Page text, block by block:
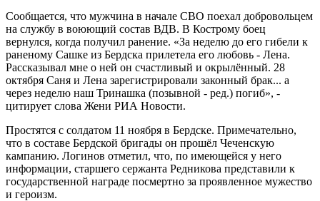
Сообщается, что мужчина в начале СВО поехал добровольцем
на службу в воюющий состав ВДВ. В Кострому боец
вернулся, когда получил ранение. «За неделю до его гибели к
раненому Сашке из Бердска прилетела его любовь - Лена.
Рассказывал мне о ней он счастливый и окрылённый. 28
октября Саня и Лена зарегистрировали законный брак... а
через неделю наш Тринашка (позывной - ред.) погиб», -
цитирует слова Жени РИА Новости.
Простятся с солдатом 11 ноября в Бердске. Примечательно,
что в составе Бердской бригады он прошёл Чеченскую
кампанию. Логинов отметил, что, по имеющейся у него
информации, старшего сержанта Редникова представили к
государственной награде посмертно за проявленное мужество
и героизм.